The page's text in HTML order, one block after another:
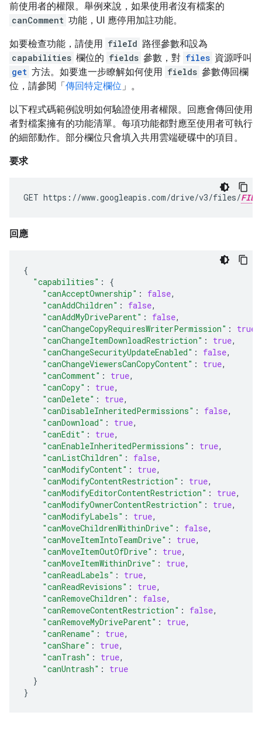
前使用者的權限。舉例來說，如果使用者沒有檔案的
canComment 功能，UI 應停用加註功能。
如要檢查功能，請使用 fileId 路徑參數和設為
capabilities 欄位的 fields 參數，對 files 資源呼叫
get 方法。如要進一步瞭解如何使用 fields 參數傳回欄
位，請參閱「傳回特定欄位 」。
以下程式碼範例說明如何驗證使用者權限。回應會傳回使用
者對檔案擁有的功能清單。每項功能都對應至使用者可執行
的細部動作。部分欄位只會填入共用雲端硬碟中的項目。
要求
GET https://www.googleapis.com/drive/v3/files/
回應
{
"capabilities" :
{
"canAcceptOwnership" : false,
"canAddChildren" : false,
"canAddMyDriveParent" : false,
"canChangeCopyRequiresWriterPermission" : true
"canChangeItemDownloadRestriction" : true,
"canChangeSecurityUpdateEnabled" : false,
"canChangeViewersCanCopyContent" : true,
"canComment" : true,
"canCopy" : true,
"canDelete" : true,
"canDisableInheritedPermissions" : false,
"canDownload" : true,
"canEdit" : true,
"canEnableInheritedPermissions" : true,
"canListChildren" : false,
"canModifyContent" : true,
"canModifyContentRestriction" : true,
"canModifyEditorContentRestriction" : true,
"canModifyOwnerContentRestriction" : true,
"canModifyLabels" : true,
"canMoveChildrenWithinDrive" : false,
"canMoveItemIntoTeamDrive" : true,
"canMoveItemOutOfDrive" : true,
"canMoveItemWithinDrive" : true,
"canReadLabels" : true,
"canReadRevisions" : true,
"canRemoveChildren" : false,
"canRemoveContentRestriction" : false,
"canRemoveMyDriveParent" : true,
"canRename" : true,
"canShare" : true,
"canTrash" : true,
"canUntrash" :
true
}
}